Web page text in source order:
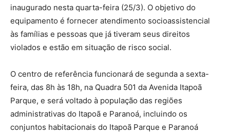
inaugurado nesta quarta-feira (25/3). O objetivo do
equipamento é fornecer atendimento socioassistencial
às famílias e pessoas que já tiveram seus direitos
violados e estão em situação de risco social.
O centro de referência funcionará de segunda a sexta-
feira, das 8h às 18h, na Quadra 501 da Avenida Itapoã
Parque, e será voltado à população das regiões
administrativas do Itapoã e Paranoá, incluindo os
conjuntos habitacionais do Itapoã Parque e Paranoá